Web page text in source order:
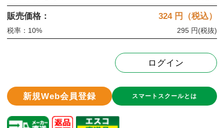
販売価格： 324 円（税込）
税率：10% 295 円(税抜)
ログイン
新規Web会員登録 スマートスクールとは